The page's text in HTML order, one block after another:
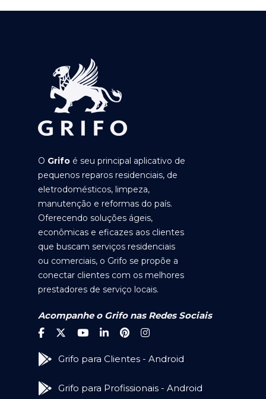
O Grifo é seu principal aplicativo de
pequenos reparos residenciais, de
eletrodomésticos, limpeza,
manutenção e reformas do país.
Oferecendo soluções ágeis,
econômicas e eficazes aos clientes
que buscam serviços residenciais
ou comerciais, o Grifo se propõe a
conectar clientes com os melhores
prestadores de serviço locais.
Acompanhe o Grifo nas Redes Sociais
Grifo para Clientes - Android
Grifo para Profissionais - Android